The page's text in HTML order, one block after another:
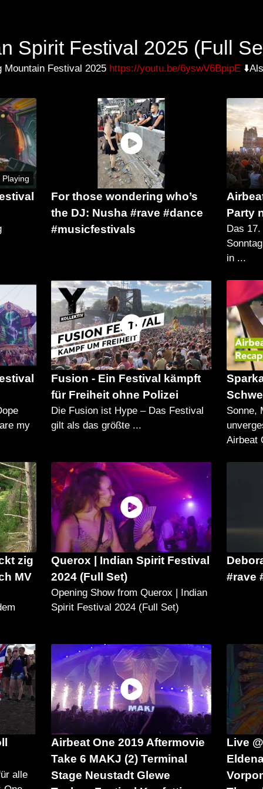
Spirit Festival 2025 (Full
Festival 2025 https://youtu.be/6yswV6BpipE
Playing
For those wondering who’s
the DJ: Nusha #rave #dance
#musicfestivals
Party
Das
in ...
my
Fusion - Ein Festival kämpft
für Freiheit ohne Polizei
Die Fusion ist Hype – Das Festival
gilt als das größte ...
Sonne,
Airbeat
zig
MV
Querox | Indian Spirit Festival
2024 (Full Set)
Opening Show from Querox | Indian
Spirit Festival 2024 (Full Set)
#rave
alle
Airbeat One 2019 Aftermovie
Take 6 MAKJ (2) Terminal
Stage Neustadt Glewe
Live